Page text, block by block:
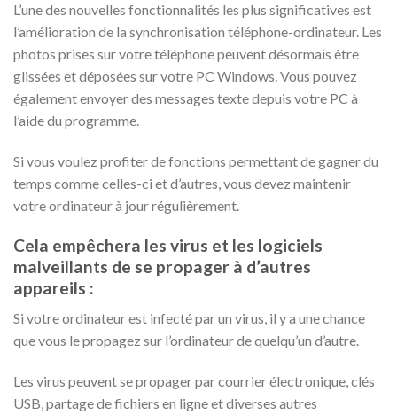
L’une des nouvelles fonctionnalités les plus significatives est
l’amélioration de la synchronisation téléphone-ordinateur. Les
photos prises sur votre téléphone peuvent désormais être
glissées et déposées sur votre PC Windows. Vous pouvez
également envoyer des messages texte depuis votre PC à
l’aide du programme.
Si vous voulez profiter de fonctions permettant de gagner du
temps comme celles-ci et d’autres, vous devez maintenir
votre ordinateur à jour régulièrement.
Cela empêchera les virus et les logiciels
malveillants de se propager à d’autres
appareils :
Si votre ordinateur est infecté par un virus, il y a une chance
que vous le propagez sur l’ordinateur de quelqu’un d’autre.
Les virus peuvent se propager par courrier électronique, clés
USB, partage de fichiers en ligne et diverses autres